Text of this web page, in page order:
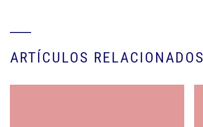
ARTÍCULOS RELACIONADOS